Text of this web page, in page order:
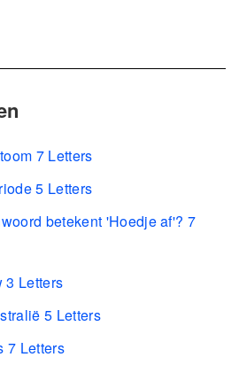
7 Letters
5 Letters
betekent 'Hoedje af'? 7
3 Letters
5 Letters
7 Letters